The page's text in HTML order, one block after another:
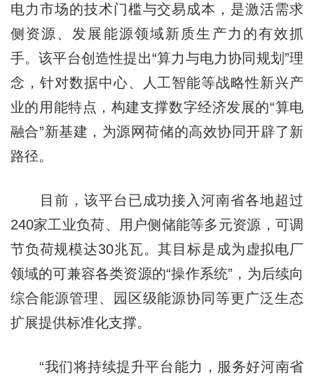
电力市场的技术门槛与交易成本，是激活需求
侧资源、发展能源领域新质生产力的有效抓
手。该平台创造性提出“算力与电力协同规划”理
念，针对数据中心、人工智能等战略性新兴产
业的用能特点，构建支撑数字经济发展的“算电
融合”新基建，为源网荷储的高效协同开辟了新
路径。
目前，该平台已成功接入河南省各地超过
240家工业负荷、用户侧储能等多元资源，可调
节负荷规模达30兆瓦。其目标是成为虚拟电厂
领域的可兼容各类资源的“操作系统”，为后续向
综合能源管理、园区级能源协同等更广泛生态
扩展提供标准化支撑。
“我们将持续提升平台能力，服务好河南省